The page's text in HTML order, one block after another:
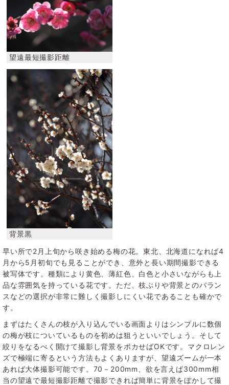
早い所で2月上旬から咲き始める梅の花。東北、北海道になれば4
月から5月初旬でも見ることができ、意外と長い期間撮影できる
被写体です。種類により黄色、薄紅色、白色と小さいながらも上
品な雰囲気を持っている花です。ただ、枝ぶりや背景とのバラン
スなどの選択が非常に難しく撮影しにくい花であることも確かで
す。
まずはたくさんの枝が入り込んでいる画面よりはシンプルに数個
の梅が枝についているものを初めは狙うといいでしょう。そして
絞りをなるべく開けて撮影し背景をボカせばOKです。マクロレン
ズで極端に寄るという方法もよくありますが、望遠ズームが一本
あれば大体撮影可能です。70－200mm、欲を言えば300mm相
当の望遠で最短撮影距離で撮影できれば簡単に背景をぼかして撮